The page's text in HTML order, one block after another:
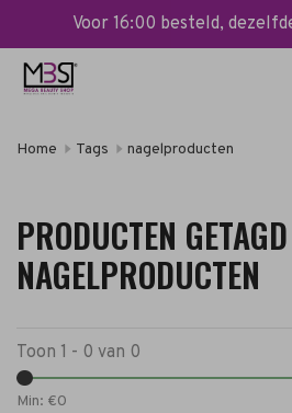
Voor 16:00 besteld,
Home Tags nagelproducten
PRODUCTEN
NAGELPRODUCTEN
Toon 1 - 0 van 0
Min: €0